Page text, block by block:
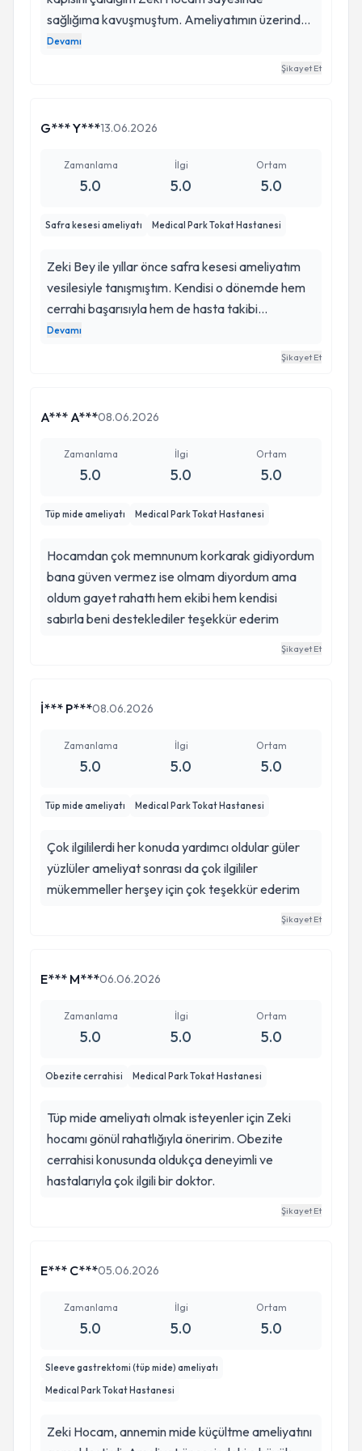
sağlığıma kavuşmuştum. Ameliyatımın üzerinden
yıllar geçti ve bu zaman zarfında ne bir
nüksetme ne de en ufak bir rahatsızlık yaşadım.
bahsediyorum. Yıllar sonra bile kendisine
herkese Zeki Hocamı tek geçerim.
Devamı
Şikayet Et
G*** Y***13.06.2026
Zamanlama
5.0
İlgi
5.0
Ortam
5.0
Safra kesesi ameliyatı Medical Park Tokat Hastanesi
Zeki Bey ile yıllar önce safra kesesi ameliyatım
vesilesiyle tanışmıştım. Kendisi o dönemde hem
cerrahi başarısıyla hem de hasta takibi
konusundaki titizliğiyle beni çok etkilemişti.
güvenim tam oldu. Bugün hala başarılı işlerine ve
gurur verici. Genel cerrahi denince benim için tek
isimdir.
Devamı
Şikayet Et
A*** A***08.06.2026
Zamanlama
5.0
İlgi
5.0
Ortam
5.0
Tüp mide ameliyatı Medical Park Tokat Hastanesi
Hocamdan çok memnunum korkarak gidiyordum
bana güven vermez ise olmam diyordum ama
oldum gayet rahattı hem ekibi hem kendisi
sabırla beni desteklediler teşekkür ederim
Şikayet Et
İ*** P***08.06.2026
Zamanlama
5.0
İlgi
5.0
Ortam
5.0
Tüp mide ameliyatı Medical Park Tokat Hastanesi
Çok ilgililerdi her konuda yardımcı oldular güler
yüzlüler ameliyat sonrası da çok ilgililer
mükemmeller herşey için çok teşekkür ederim
Şikayet Et
E*** M***06.06.2026
Zamanlama
5.0
İlgi
5.0
Ortam
5.0
Obezite cerrahisi Medical Park Tokat Hastanesi
Tüp mide ameliyatı olmak isteyenler için Zeki
hocamı gönül rahatlığıyla öneririm. Obezite
cerrahisi konusunda oldukça deneyimli ve
hastalarıyla çok ilgili bir doktor.
Şikayet Et
E*** C***05.06.2026
Zamanlama
5.0
İlgi
5.0
Ortam
5.0
Sleeve gastrektomi (tüp mide) ameliyatı
Medical Park Tokat Hastanesi
Zeki Hocam, annemin mide küçültme ameliyatını